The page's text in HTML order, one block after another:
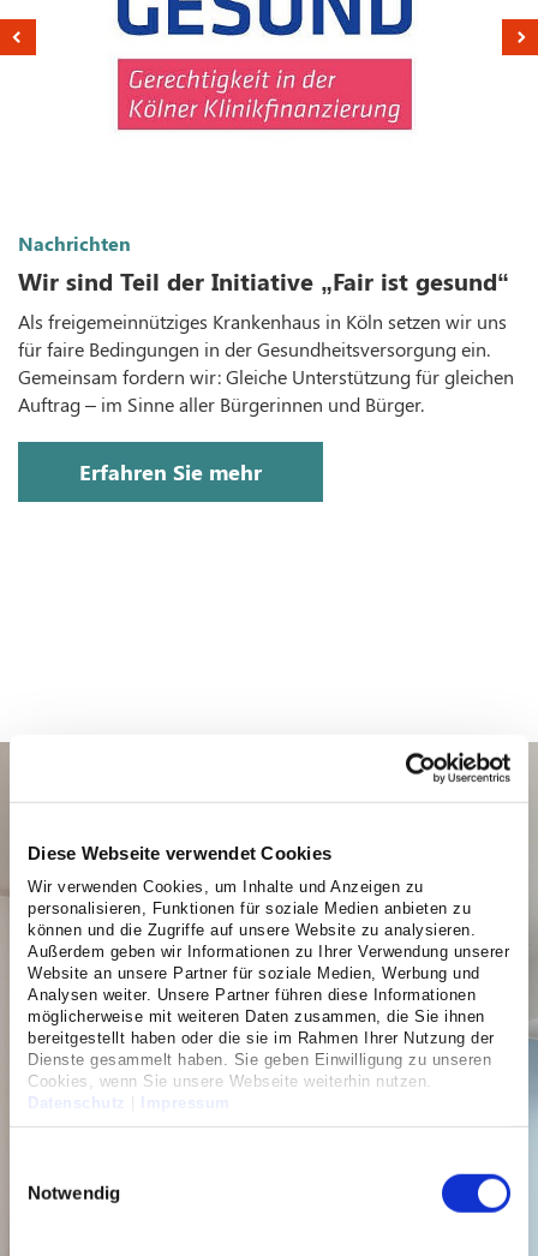
Diese Webseite verwendet Cookies
Wir verwenden Cookies, um Inhalte und Anzeigen zu
personalisieren, Funktionen für soziale Medien anbieten zu
können und die Zugriffe auf unsere Website zu analysieren.
Außerdem geben wir Informationen zu Ihrer Verwendung unserer
Website an unsere Partner für soziale Medien, Werbung und
Analysen weiter. Unsere Partner führen diese Informationen
möglicherweise mit weiteren Daten zusammen, die Sie ihnen
bereitgestellt haben oder die sie im Rahmen Ihrer Nutzung der
Dienste gesammelt haben. Sie geben Einwilligung zu unseren
Cookies, wenn Sie unsere Webseite weiterhin nutzen.
Datenschutz
Impressum
Notwendig
Nachrichten
Wir sind Teil der Initiative „Fair ist gesund“
Als freigemeinnütziges Krankenhaus in Köln setzen wir uns
für faire Bedingungen in der Gesundheitsversorgung ein.
Gemeinsam fordern wir: Gleiche Unterstützung für gleichen
Auftrag – im Sinne aller Bürgerinnen und Bürger.
Erfahren Sie mehr
Virtuelle
Kreißsaalführung und
Infoabende zur Geburt
Lernen Sie unsere
Geburtshilfe kennen!
Sie sind schwanger und möchten gern mehr
erfahren? Einen Blick in unsere